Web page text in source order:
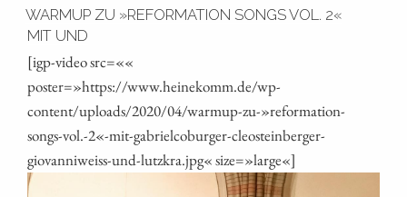
WARMUP ZU »REFORMATION SONGS VOL. 2«
MIT UND
[igp-video src=««
poster=»https://www.heinekomm.de/wp-
content/uploads/2020/04/warmup-zu-»reformation-
songs-vol.-2«-mit-gabrielcoburger-cleosteinberger-
giovanniweiss-und-lutzkra.jpg« size=»large«]